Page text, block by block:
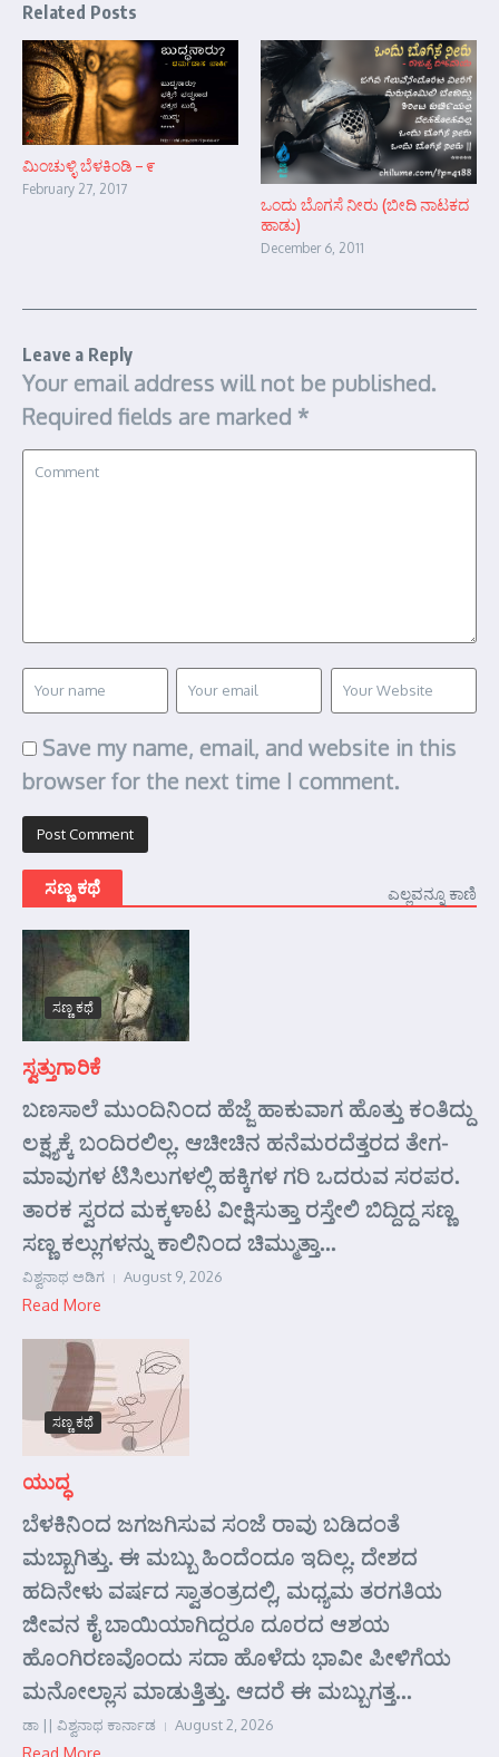
Related Posts
ಮಿಂಚುಳ್ಳಿ ಬೆಳಕಿಂಡಿ – ೯
February 27, 2017
ಒಂದು ಬೊಗಸೆ ನೀರು (ಬೀದಿ ನಾಟಕದ
ಹಾಡು)
December 6, 2011
Leave a Reply
Your email address will not be published.
Required fields are marked *
Save my name, email, and website in this
browser for the next time I comment.
ಸಣ್ಣ ಕಥೆ ಎಲ್ಲವನ್ನೂ ಕಾಣಿ
ಸಣ್ಣ ಕಥೆ
ಸ್ವತ್ತುಗಾರಿಕೆ
ಬಣಸಾಲೆ ಮುಂದಿನಿಂದ ಹೆಜ್ಜೆ ಹಾಕುವಾಗ ಹೊತ್ತು ಕಂತಿದ್ದು
ಲಕ್ಷ್ಯಕ್ಕೆ ಬಂದಿರಲಿಲ್ಲ. ಆಚೀಚಿನ ಹನೆಮರದೆತ್ತರದ ತೇಗ-
ಮಾವುಗಳ ಟಿಸಿಲುಗಳಲ್ಲಿ ಹಕ್ಕಿಗಳ ಗರಿ ಒದರುವ ಸರಪರ.
ತಾರಕ ಸ್ವರದ ಮಕ್ಕಳಾಟ ವೀಕ್ಷಿಸುತ್ತಾ ರಸ್ತೇಲಿ ಬಿದ್ದಿದ್ದ ಸಣ್ಣ
ಸಣ್ಣ ಕಲ್ಲುಗಳನ್ನು ಕಾಲಿನಿಂದ ಚಿಮ್ಮುತ್ತಾ...
ವಿಶ್ವನಾಥ ಅಡಿಗ August 9, 2026
Read More
ಸಣ್ಣ ಕಥೆ
ಯುದ್ಧ
ಬೆಳಕಿನಿಂದ ಜಗಜಗಿಸುವ ಸಂಜೆ ರಾವು ಬಡಿದಂತೆ
ಮಬ್ಬಾಗಿತ್ತು. ಈ ಮಬ್ಬು ಹಿಂದೆಂದೂ ಇದಿಲ್ಲ. ದೇಶದ
ಹದಿನೇಳು ವರ್ಷದ ಸ್ವಾತಂತ್ರದಲ್ಲಿ, ಮಧ್ಯಮ ತರಗತಿಯ
ಜೀವನ ಕೈ ಬಾಯಿಯಾಗಿದ್ದರೂ ದೂರದ ಆಶಯ
ಹೊಂಗಿರಣವೊಂದು ಸದಾ ಹೊಳೆದು ಭಾವೀ ಪೀಳಿಗೆಯ
ಮನೋಲ್ಲಾಸ ಮಾಡುತ್ತಿತ್ತು. ಆದರೆ ಈ ಮಬ್ಬುಗತ್ತ...
ಡಾ || ವಿಶ್ವನಾಥ ಕಾರ್ನಾಡ August 2, 2026